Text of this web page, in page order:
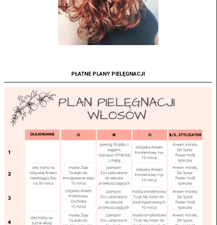
PŁATNE PLANY PIELĘGNACJI